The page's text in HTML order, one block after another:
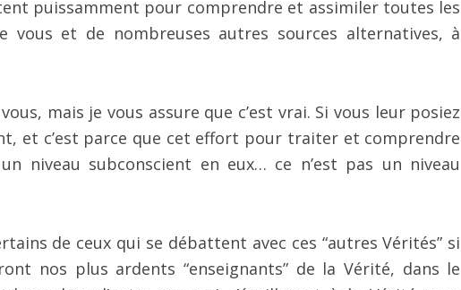
puissamment pour comprendre et assimiler toutes les
vous et de nombreuses autres sources alternatives, à
mais je vous assure que c’est vrai. Si vous leur posiez
et c’est parce que cet effort pour traiter et comprendre
niveau subconscient en eux… ce n’est pas un niveau
de ceux qui se débattent avec ces “autres Vérités” si
nos plus ardents “enseignants” de la Vérité, dans le